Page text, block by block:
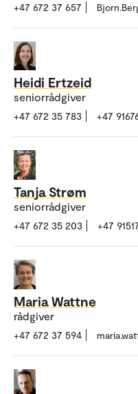
+47 672 37 657
Heidi Ertzeid
seniorrådgiver
+47 672 35 783 +47
Tanja Strøm
seniorrådgiver
+47 672 35 203 +47
Maria Wattne
rådgiver
+47 672 37 594